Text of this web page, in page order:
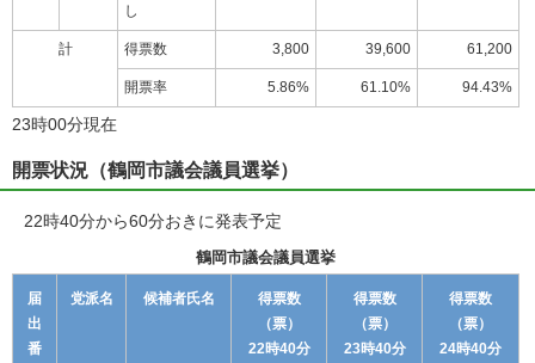
し
計 得票数 3,800 39,600 61,200
開票率 5.86% 61.10% 94.43%
23時00分現在
開票状況（鶴岡市議会議員選挙）
22時40分から60分おきに発表予定
鶴岡市議会議員選挙
届
出
番
党派名 候補者氏名
得票数
（票）
22時40分
得票数
（票）
23時40分
得票数
（票）
24時40分